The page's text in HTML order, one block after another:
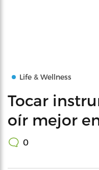
Life & Wellness
Tocar
oír mejor
0